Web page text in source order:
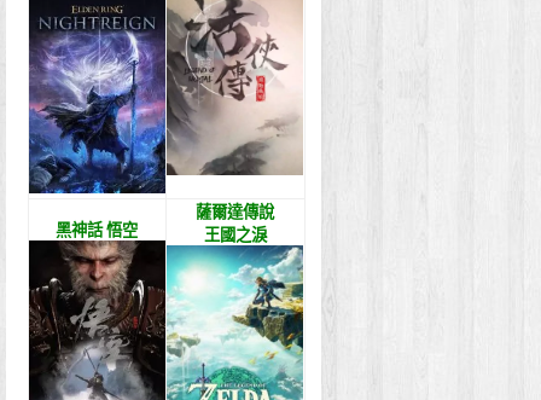
黑神話 悟空
薩爾達傳說
王國之淚